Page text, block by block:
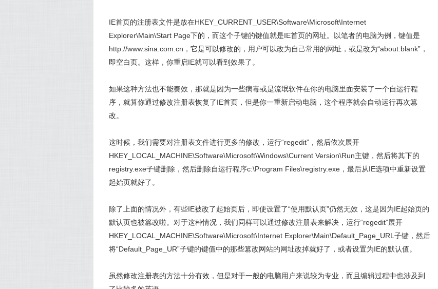
IE首页的注册表文件是放在HKEY_CURRENT_USER\Software\Microsoft\Internet
Explorer\Main\Start Page下的，而这个子键的键值就是IE首页的网址。以笔者的电脑为例，键值是
http://www.sina.com.cn，它是可以修改的，用户可以改为自己常用的网址，或是改为“about:blank”，
即空白页。这样，你重启IE就可以看到效果了。
如果这种方法也不能奏效，那就是因为一些病毒或是流氓软件在你的电脑里面安装了一个自运行程
序，就算你通过修改注册表恢复了IE首页，但是你一重新启动电脑，这个程序就会自动运行再次篡
改。
这时候，我们需要对注册表文件进行更多的修改，运行“regedit”，然后依次展开
HKEY_LOCAL_MACHINE\Software\Microsoft\Windows\Current Version\Run主键，然后将其下的
registry.exe子键删除，然后删除自运行程序c:\Program Files\registry.exe，最后从IE选项中重新设置
起始页就好了。
除了上面的情况外，有些IE被改了起始页后，即使设置了“使用默认页”仍然无效，这是因为IE起始页的
默认页也被篡改啦。对于这种情况，我们同样可以通过修改注册表来解决，运行“regedit”展开
HKEY_LOCAL_MACHINE\Software\Microsoft\Internet Explorer\Main\Default_Page_URL子键，然后
将“Default_Page_UR”子键的键值中的那些篡改网站的网址改掉就好了，或者设置为IE的默认值。
虽然修改注册表的方法十分有效，但是对于一般的电脑用户来说较为专业，而且编辑过程中也涉及到